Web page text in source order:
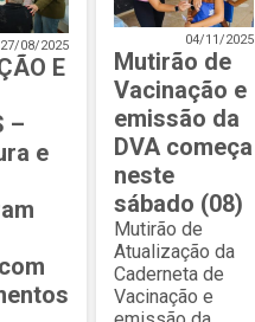
27/08/2025
E
–
e
04/11/2025
Mutirão de
Vacinação e
emissão da
DVA começa
neste
sábado (08)
Mutirão de
Atualização da
Caderneta de
Vacinação e